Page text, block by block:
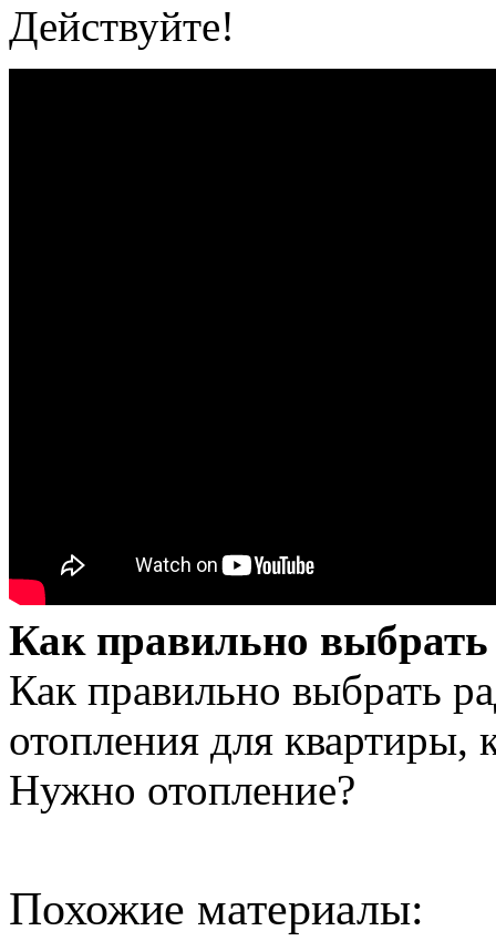
Действуйте!
Как правильно выбрать
Как правильно выбрать
отопления для квартиры,
Нужно отопление?
Похожие материалы: